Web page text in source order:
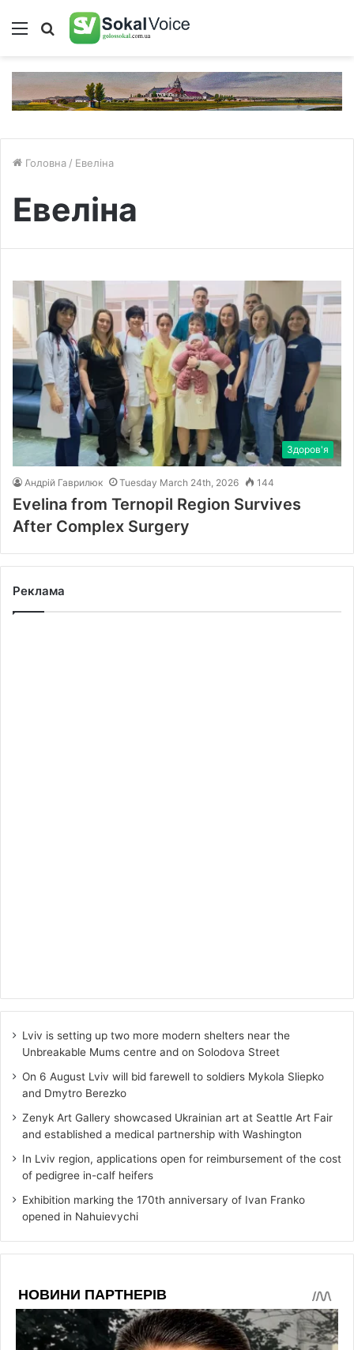
Меню Пошук
Головна / Евеліна
Евеліна
Здоров'я
Андрій Гаврилюк Tuesday March 24th, 2026 144
Evelina from Ternopil Region Survives
After Complex Surgery
Реклама
Lviv is setting up two more modern shelters near the
Unbreakable Mums centre and on Solodova Street
On 6 August Lviv will bid farewell to soldiers Mykola Sliepko
and Dmytro Berezko
Zenyk Art Gallery showcased Ukrainian art at Seattle Art Fair
and established a medical partnership with Washington
In Lviv region, applications open for reimbursement of the cost
of pedigree in-calf heifers
Exhibition marking the 170th anniversary of Ivan Franko
opened in Nahuievychi